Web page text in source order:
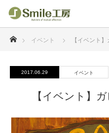
イベント 【イベント
2017.06.29 イベント
【イベント】